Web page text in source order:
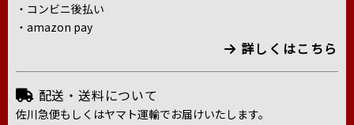
・コンビニ後払い
・amazon pay
詳しくはこちら
配送・送料について
佐川急便もしくはヤマト運輸でお届けいたします。